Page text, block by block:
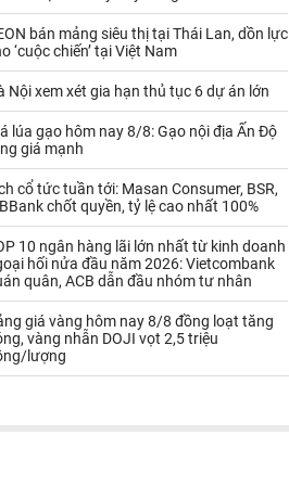
Palladium Phân bón
Rau - Củ -Quả Sắt thép
Sữa
Than
Thủy hải sản khác Tôm
Vàng
VLXD khác Xăng dầu
Xi măng - Clynker
bán mảng siêu thị tại Thái Lan, dồn lực
‘cuộc chiến’ tại Việt Nam
Nội xem xét gia hạn thủ tục 6 dự án lớn
lúa gạo hôm nay 8/8: Gạo nội địa Ấn Độ
giá mạnh
cổ tức tuần tới: Masan Consumer, BSR,
chốt quyền, tỷ lệ cao nhất 100%
10 ngân hàng lãi lớn nhất từ kinh doanh
hối nửa đầu năm 2026: Vietcombank
quân, ACB dẫn đầu nhóm tư nhân
giá vàng hôm nay 8/8 đồng loạt tăng
vàng nhẫn DOJI vọt 2,5 triệu
lượng